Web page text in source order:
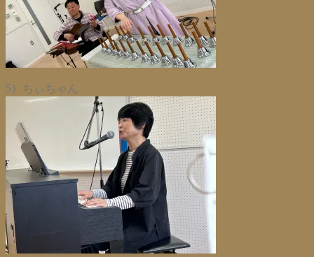
5）ちぃちゃん